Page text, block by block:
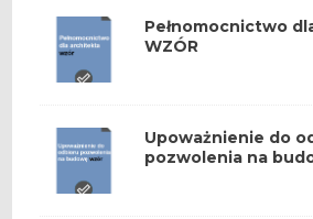
Pełnomocnictwo
WZÓR
Upoważnienie do
pozwolenia na